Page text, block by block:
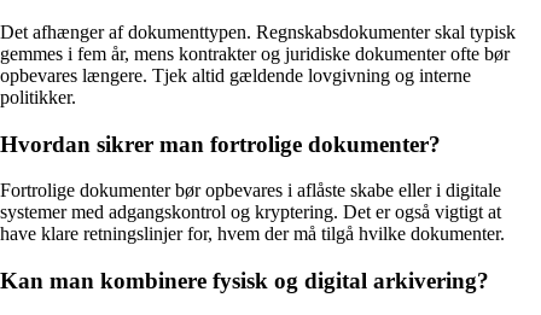
Det afhænger af dokumenttypen. Regnskabsdokumenter skal typisk
gemmes i fem år, mens kontrakter og juridiske dokumenter ofte bør
opbevares længere. Tjek altid gældende lovgivning og interne
politikker.
Hvordan sikrer man fortrolige dokumenter?
Fortrolige dokumenter bør opbevares i aflåste skabe eller i digitale
systemer med adgangskontrol og kryptering. Det er også vigtigt at
have klare retningslinjer for, hvem der må tilgå hvilke dokumenter.
Kan man kombinere fysisk og digital arkivering?